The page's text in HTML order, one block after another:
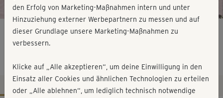
AeroKick Bodystyle - Fortgeschrittene
den Erfolg von Marketing-Maßnahmen intern und unter
Hinzuziehung externer Werbepartnern zu messen und auf
dieser Grundlage unsere Marketing-Maßnahmen zu
verbessern.
Klicke auf „Alle akzeptieren“, um deine Einwilligung in den
Einsatz aller Cookies und ähnlichen Technologien zu erteilen
oder „Alle ablehnen“, um lediglich technisch notwendige